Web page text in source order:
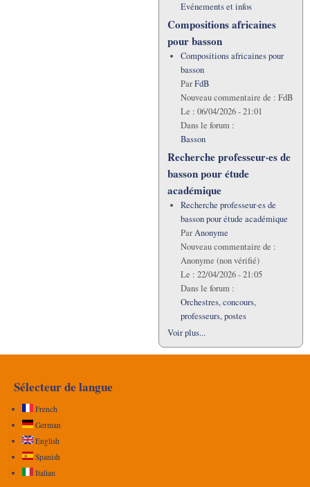
Evénements et infos
Compositions africaines
pour basson
Compositions africaines pour
basson
ParFdB
Nouveau commentaire de : FdB
Le : 06/04/2026 - 21:01
Dans le forum :
Basson
Recherche professeur·es de
basson pour étude
académique
Recherche professeur·es de
basson pour étude académique
ParAnonyme
Nouveau commentaire de :
Anonyme (non vérifié)
Le : 22/04/2026 - 21:05
Dans le forum :
Orchestres, concours,
professeurs, postes
Voir plus...
Sélecteur de langue
French
German
English
Spanish
Italian